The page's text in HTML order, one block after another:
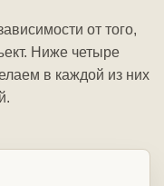
от того,
Ниже четыре
в каждой из них